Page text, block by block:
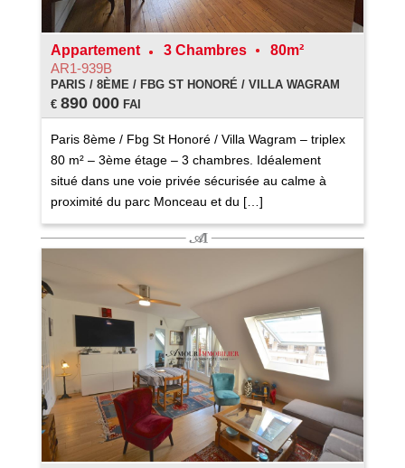
Appartement 3 Chambres
80m²
AR1-939B
PARIS / 8ÈME / FBG ST HONORÉ / VILLA WAGRAM
€ 890 000FAI
Paris 8ème / Fbg St Honoré / Villa Wagram – triplex
80 m² – 3ème étage – 3 chambres. Idéalement
situé dans une voie privée sécurisée au calme à
proximité du parc Monceau et du […]